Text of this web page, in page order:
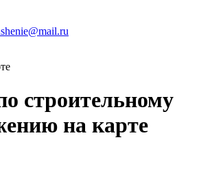
строительному
на карте